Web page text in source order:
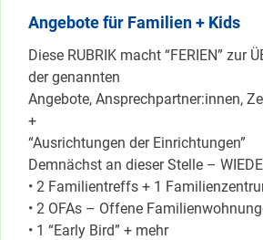
Angebote für Familien + Kids
Diese RUBRIK macht “FERIEN” zur
der genannten
Angebote, Ansprechpartner:innen,
+
“Ausrichtungen der Einrichtungen”
Demnächst an dieser Stelle –
• 2 Familientreffs + 1
• 2 OFAs – Offene
• 1 “Early Bird” + mehr